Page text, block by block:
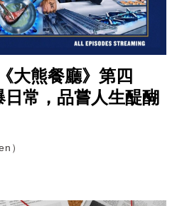
大熊餐廳》第四
常，品嘗人生醍醐
）